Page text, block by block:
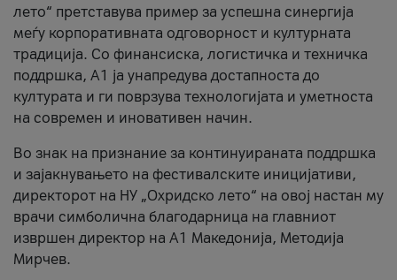
лето“ претставува пример за успешна синергија
меѓу корпоративната одговорност и културната
традиција. Со финансиска, логистичка и техничка
поддршка, A1 ја унапредува достапноста до
културата и ги поврзува технологијата и уметноста
на современ и иновативен начин.
Во знак на признание за континуираната поддршка
и зајакнувањето на фестивалските иницијативи,
директорот на НУ „Охридско лето“ на овој настан му
врачи симболична благодарница на главниот
извршен директор на A1 Македонија, Методија
Мирчев.